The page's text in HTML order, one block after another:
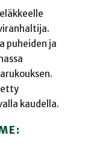
puheiden ja
kaudella.